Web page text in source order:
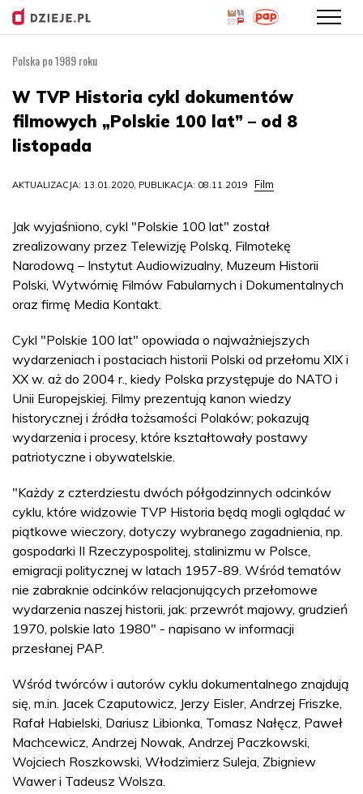
treści
Polska po 1989 roku
W TVP Historia cykl dokumentów
filmowych „Polskie 100 lat” – od 8
listopada
AKTUALIZACJA: 13.01.2020, PUBLIKACJA: 08.11.2019 Film
Jak wyjaśniono, cykl "Polskie 100 lat" został
zrealizowany przez Telewizję Polską, Filmotekę
Narodową – Instytut Audiowizualny, Muzeum Historii
Polski, Wytwórnię Filmów Fabularnych i Dokumentalnych
oraz firmę Media Kontakt.
Cykl "Polskie 100 lat" opowiada o najważniejszych
wydarzeniach i postaciach historii Polski od przełomu XIX i
XX w. aż do 2004 r., kiedy Polska przystępuje do NATO i
Unii Europejskiej. Filmy prezentują kanon wiedzy
historycznej i źródła tożsamości Polaków; pokazują
wydarzenia i procesy, które kształtowały postawy
patriotyczne i obywatelskie.
"Każdy z czterdziestu dwóch półgodzinnych odcinków
cyklu, które widzowie TVP Historia będą mogli oglądać w
piątkowe wieczory, dotyczy wybranego zagadnienia, np.
gospodarki II Rzeczypospolitej, stalinizmu w Polsce,
emigracji politycznej w latach 1957-89. Wśród tematów
nie zabraknie odcinków relacjonujących przełomowe
wydarzenia naszej historii, jak: przewrót majowy, grudzień
1970, polskie lato 1980" - napisano w informacji
przesłanej PAP.
Wśród twórców i autorów cyklu dokumentalnego znajdują
się, m.in. Jacek Czaputowicz, Jerzy Eisler, Andrzej Friszke,
Rafał Habielski, Dariusz Libionka, Tomasz Nałęcz, Paweł
Machcewicz, Andrzej Nowak, Andrzej Paczkowski,
Wojciech Roszkowski, Włodzimierz Suleja, Zbigniew
Wawer i Tadeusz Wolsza.